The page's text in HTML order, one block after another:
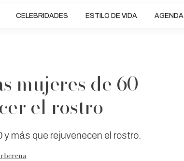
CELEBRIDADES ESTILO DE VIDA AGENDA
mujeres de 60+
el rostro
más que rejuvenecen el rostro.